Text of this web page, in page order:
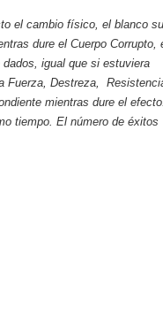
el cambio físico, el blanco
dure el Cuerpo Corrupto,
igual que si estuviera
Fuerza, Destreza,
mientras dure el efecto.
tiempo. El número de éxitos